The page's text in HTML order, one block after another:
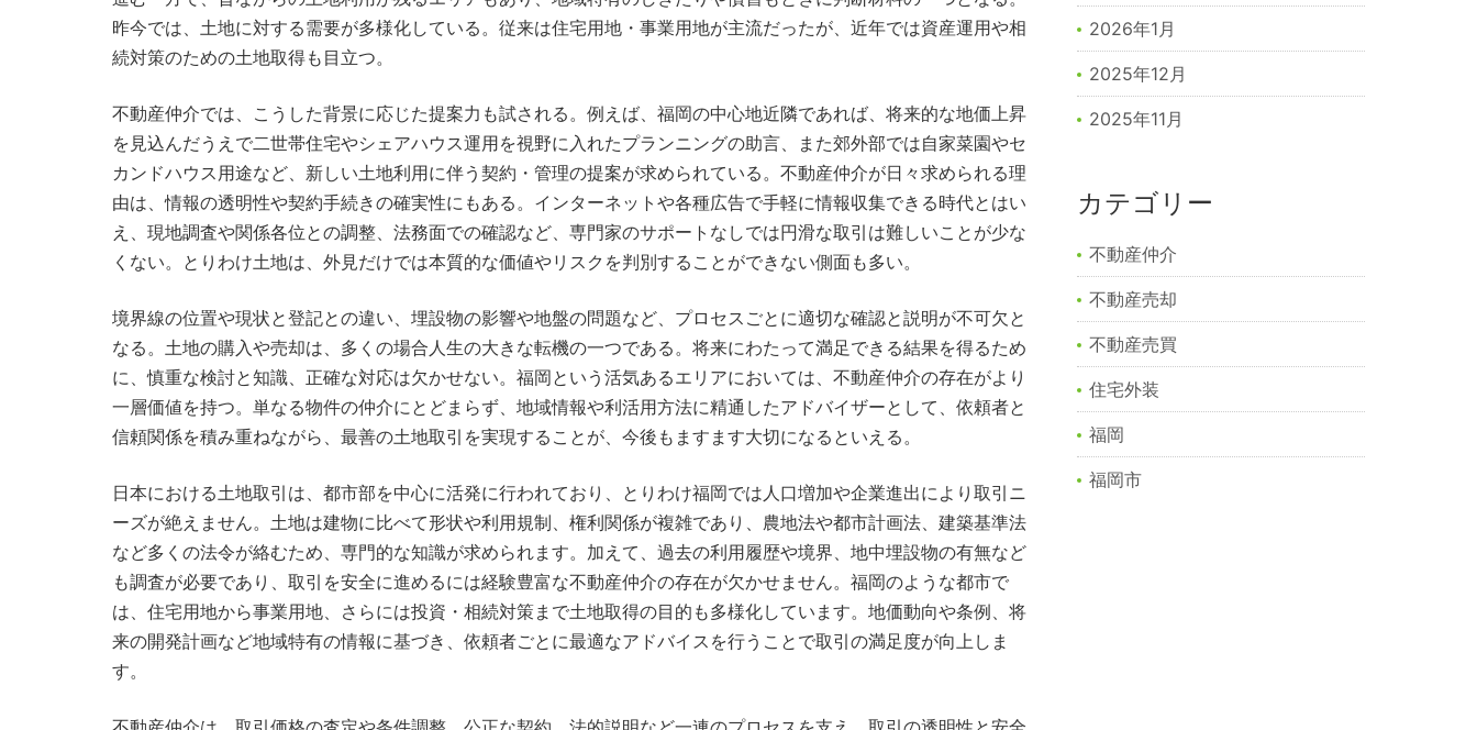
昨今では、土地に対する需要が多様化している。従来は住宅用地・事業用地が主流だったが、近年では資産運用や相
続対策のための土地取得も目立つ。
不動産仲介では、こうした背景に応じた提案力も試される。例えば、福岡の中心地近隣であれば、将来的な地価上昇
を見込んだうえで二世帯住宅やシェアハウス運用を視野に入れたプランニングの助言、また郊外部では自家菜園やセ
カンドハウス用途など、新しい土地利用に伴う契約・管理の提案が求められている。不動産仲介が日々求められる理
由は、情報の透明性や契約手続きの確実性にもある。インターネットや各種広告で手軽に情報収集できる時代とはい
え、現地調査や関係各位との調整、法務面での確認など、専門家のサポートなしでは円滑な取引は難しいことが少な
くない。とりわけ土地は、外見だけでは本質的な価値やリスクを判別することができない側面も多い。
境界線の位置や現状と登記との違い、埋設物の影響や地盤の問題など、プロセスごとに適切な確認と説明が不可欠と
なる。土地の購入や売却は、多くの場合人生の大きな転機の一つである。将来にわたって満足できる結果を得るため
に、慎重な検討と知識、正確な対応は欠かせない。福岡という活気あるエリアにおいては、不動産仲介の存在がより
一層価値を持つ。単なる物件の仲介にとどまらず、地域情報や利活用方法に精通したアドバイザーとして、依頼者と
信頼関係を積み重ねながら、最善の土地取引を実現することが、今後もますます大切になるといえる。
日本における土地取引は、都市部を中心に活発に行われており、とりわけ福岡では人口増加や企業進出により取引ニ
ーズが絶えません。土地は建物に比べて形状や利用規制、権利関係が複雑であり、農地法や都市計画法、建築基準法
など多くの法令が絡むため、専門的な知識が求められます。加えて、過去の利用履歴や境界、地中埋設物の有無など
も調査が必要であり、取引を安全に進めるには経験豊富な不動産仲介の存在が欠かせません。福岡のような都市で
は、住宅用地から事業用地、さらには投資・相続対策まで土地取得の目的も多様化しています。地価動向や条例、将
来の開発計画など地域特有の情報に基づき、依頼者ごとに最適なアドバイスを行うことで取引の満足度が向上しま
す。
2026年1月
2025年12月
2025年11月
カテゴリー
不動産仲介
不動産売却
不動産売買
住宅外装
福岡
福岡市